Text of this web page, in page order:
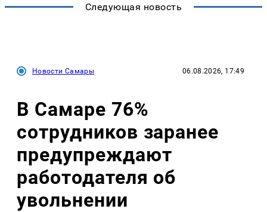
Следующая новость
Новости Самары 06.08.2026, 17:49
В Самаре 76%
сотрудников заранее
предупреждают
работодателя об
увольнении